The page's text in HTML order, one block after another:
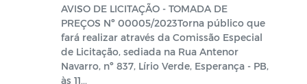
AVISO DE LICITAÇÃO - TOMADA DE
PREÇOS Nº 00005/2023Torna público que
fará realizar através da Comissão Especial
de Licitação, sediada na Rua Antenor
Navarro, nº 837, Lírio Verde, Esperança - PB,
às 11...